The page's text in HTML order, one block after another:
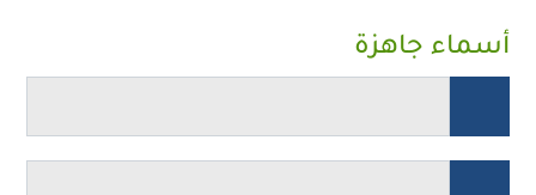
أسماء جاهزة